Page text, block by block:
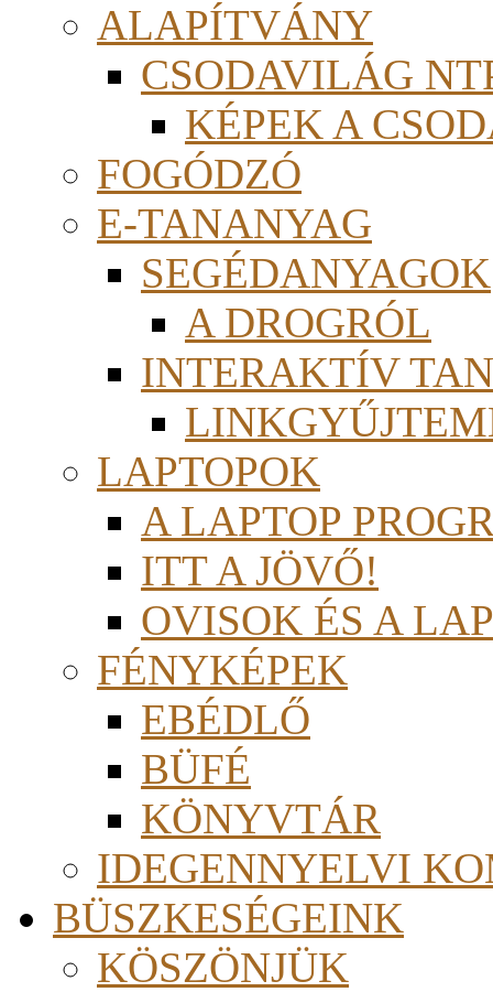
ALAPÍTVÁNY
CSODAVILÁG
KÉPEK A
FOGÓDZÓ
E-TANANYAG
SEGÉDANYAGOK
A DROGRÓL
INTERAKTÍV
LAPTOPOK
A LAPTOP
ITT A JÖVŐ!
OVISOK ÉS A
FÉNYKÉPEK
EBÉDLŐ
BÜFÉ
KÖNYVTÁR
IDEGENNYELVI
BÜSZKESÉGEINK
KÖSZÖNJÜK